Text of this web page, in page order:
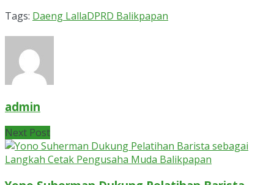
Tags: Daeng LallaDPRD Balikpapan
admin
Next Post